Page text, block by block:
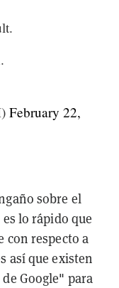
February 22,
sobre el
lo rápido que
con respecto a
así que existen
Google" para